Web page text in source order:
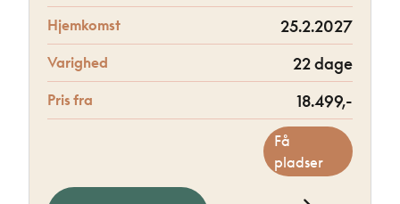
Hjemkomst 25.2.2027
Varighed 22 dage
Pris fra 18.499,-
Få
pladser